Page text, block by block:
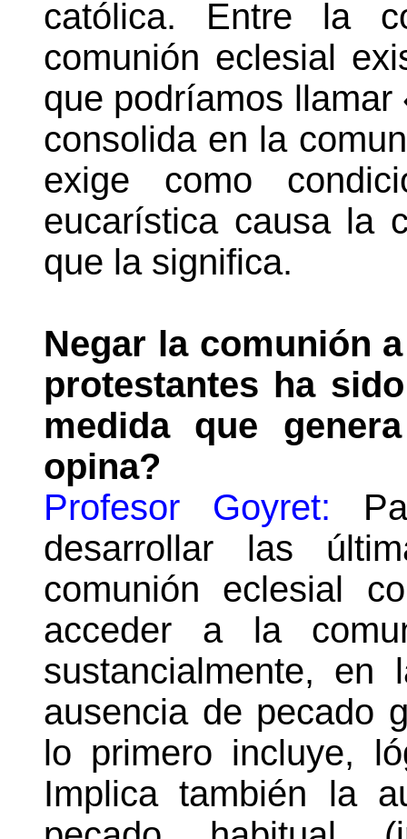
católica. Entre la
comunión eclesial
que podríamos
consolida en la
exige como
eucarística causa la
que la significa.
Negar la comunión
protestantes ha
medida que
opina?
Profesor Goyret:
desarrollar las
comunión eclesial
acceder a la
sustancialmente,
ausencia de pecado
lo primero incluye,
Implica también la